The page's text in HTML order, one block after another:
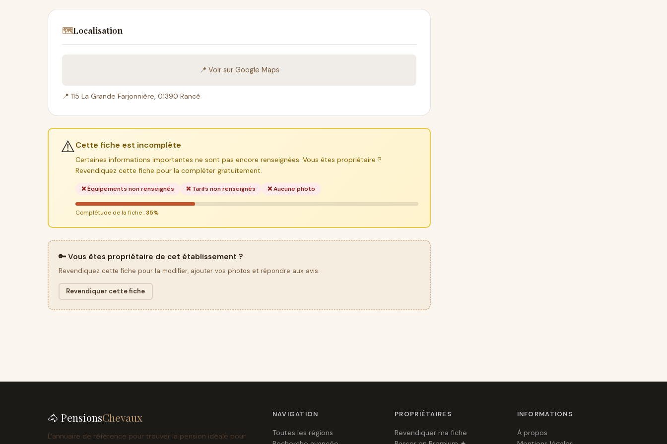
🗺️Localisation
📍 Voir sur Google Maps
📍 115 La Grande Farjonnière, 01390 Rancé
⚠️Cette fiche est incomplète
Certaines informations importantes ne sont pas encore renseignées. Vous êtes propriétaire ?
Revendiquez cette fiche pour la compléter gratuitement.
❌ Équipements non renseignés ❌ Tarifs non renseignés ❌ Aucune photo
Complétude de la fiche :35%
🔑 Vous êtes propriétaire de cet établissement ?
Revendiquez cette fiche pour la modifier, ajouter vos photos et répondre aux avis.
Revendiquer cette fiche
🐴 PensionsChevaux
L'annuaire de référence pour trouver la pension idéale pour
NAVIGATION
Toutes les régions
PROPRIÉTAIRES
Revendiquer ma fiche
INFORMATIONS
À propos